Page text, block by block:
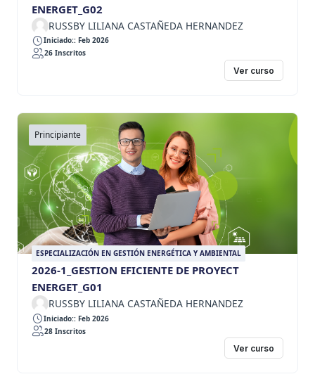
ENERGET_G02
RUSSBY LILIANA CASTAÑEDA HERNANDEZ
Iniciado:: Feb 2026
26 Inscritos
Ver curso
Principiante
ESPECIALIZACIÓN EN GESTIÓN ENERGÉTICA Y AMBIENTAL
2026-1_GESTION EFICIENTE DE PROYECT
ENERGET_G01
RUSSBY LILIANA CASTAÑEDA HERNANDEZ
Iniciado:: Feb 2026
28 Inscritos
Ver curso